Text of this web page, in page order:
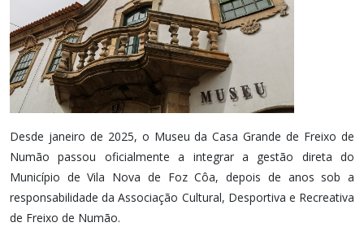
Desde janeiro de 2025, o Museu da Casa Grande de Freixo de
Numão passou oficialmente a integrar a gestão direta do
Município de Vila Nova de Foz Côa, depois de anos sob a
responsabilidade da Associação Cultural, Desportiva e Recreativa
de Freixo de Numão.